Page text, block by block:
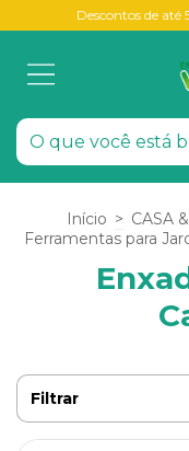
Descontos de até
Início > CASA
Ferramentas para
Filtrar